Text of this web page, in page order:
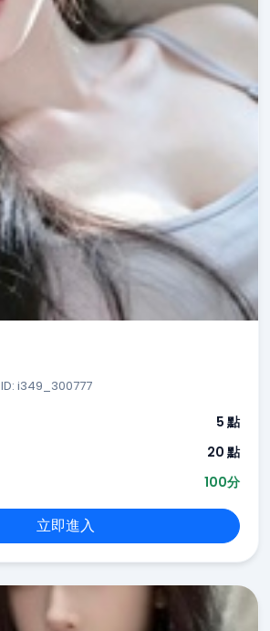
ID: i349_300777
5 點
20 點
100分
立即進入